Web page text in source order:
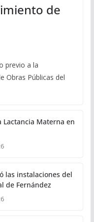
de
previo a la
Obras Públicas del
Lactancia Materna en
las instalaciones del
de Fernández